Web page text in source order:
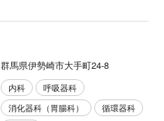
群馬県伊勢崎市大手町24-8
内科
呼吸器科
消化器科（胃腸科）
循環器科